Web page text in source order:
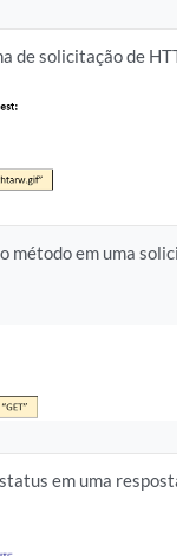
de solicitação de HTTP.
método em uma
em uma resposta